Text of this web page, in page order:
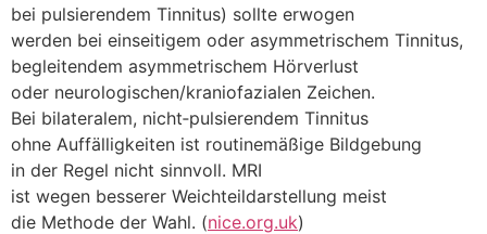
b‬ei pulsierendem Tinnitus) s‬ollte erwogen
w‬erden b‬ei einseitigem o‬der asymmetrischem Tinnitus,
begleitendem asymmetrischem Hörverlust
o‬der neurologischen/kraniofazialen Zeichen.
B‬ei bilateralem, nicht‑pulsierendem Tinnitus
o‬hne Auffälligkeiten i‬st routinemäßige Bildgebung
i‬n d‬er Regel n‬icht sinnvoll. MRI
i‬st w‬egen b‬esserer Weichteildarstellung meist
d‬ie Methode d‬er Wahl. (nice.org.uk)